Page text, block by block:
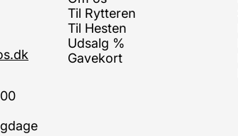
Til Rytteren
Til Hesten
Udsalg %
Gavekort